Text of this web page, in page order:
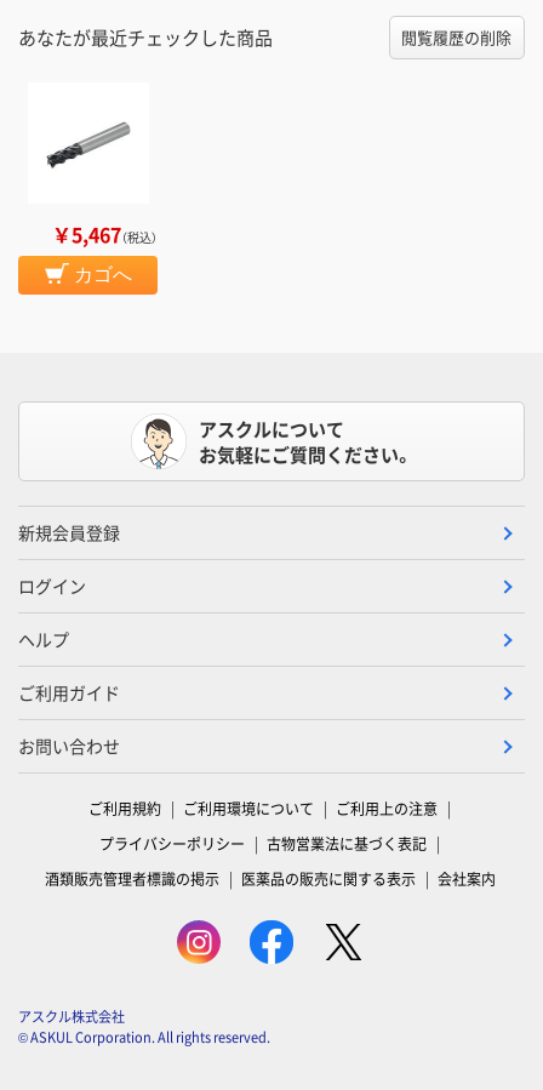
あなたが最近チェックした商品 閲覧履歴の削除
￥5,467（税込）
カゴへ
アスクルについて
お気軽にご質問ください。
新規会員登録
ログイン
ヘルプ
ご利用ガイド
お問い合わせ
ご利用規約 ご利用環境について
ご利用上の注意
プライバシーポリシー
古物営業法に基づく表記
酒類販売管理者標識の掲示
医薬品の販売に関する表示 会社案内
アスクル株式会社
© ASKUL Corporation. All rights reserved.